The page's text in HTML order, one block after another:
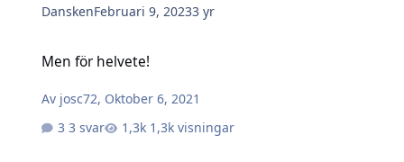
DanskenFebruari 9, 20233 yr
Men för helvete!
Av josc72, Oktober 6, 2021
3 svar
1,3k visningar